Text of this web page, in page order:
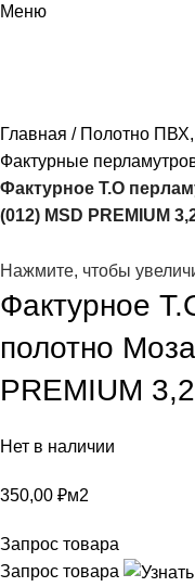
Меню
Главная
Полотно
Фактурные
Фактурное Т.О
(012) MSD PREMIUM
Нажмите, чтобы
Фактурное
полотно
PREMIUM
Нет в наличии
350,00 ₽м2
Запрос товара
Запрос товара